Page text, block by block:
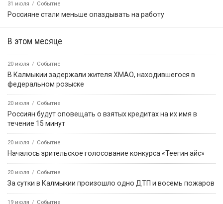
31 июля Событие
Россияне стали меньше опаздывать на работу
В этом месяце
20 июля Событие
В Калмыкии задержали жителя ХМАО, находившегося в
федеральном розыске
20 июля Событие
Россиян будут оповещать о взятых кредитах на их имя в
течение 15 минут
20 июля Событие
Началось зрительское голосование конкурса «Теегин айс»
20 июля Событие
За сутки в Калмыкии произошло одно ДТП и восемь пожаров
19 июля Событие